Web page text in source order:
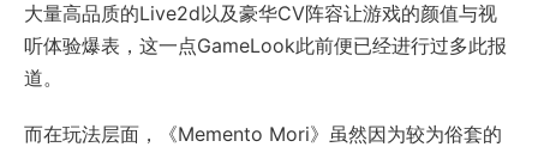
大量高品质的Live2d以及豪华CV阵容让游戏的颜值与视
听体验爆表，这一点GameLook此前便已经进行过多此报
道。
而在玩法层面，《Memento Mori》虽然因为较为俗套的